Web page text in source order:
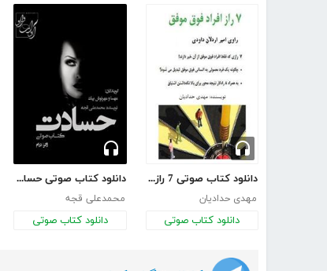
دانلود کتاب صوتی 7 راز افراد فوق موفق
مهدی حدادیان
دانلود کتاب صوتی
دانلود کتاب صوتی حسادت
محمدعلی قجه
دانلود کتاب صوتی